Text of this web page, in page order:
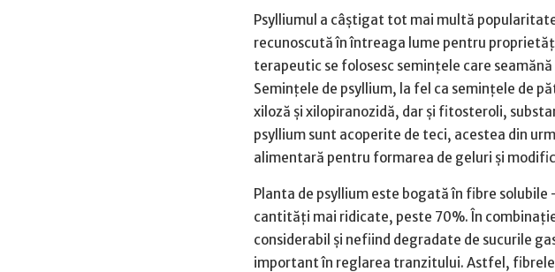
Psylliumul a câştigat tot mai multă
recunoscută în întreaga lume pentru
terapeutic se folosesc seminţele care
Seminţele de psyllium, la fel ca seminţele de
xiloză şi xilopiranozidă, dar şi fitosteroli,
psyllium sunt acoperite de teci, acestea din
alimentară pentru formarea de geluri şi
Planta de psyllium este bogată în fibre
cantităţi mai ridicate, peste 70%. În
considerabil şi nefiind degradate de sucurile
important în reglarea tranzitului. Astfel,